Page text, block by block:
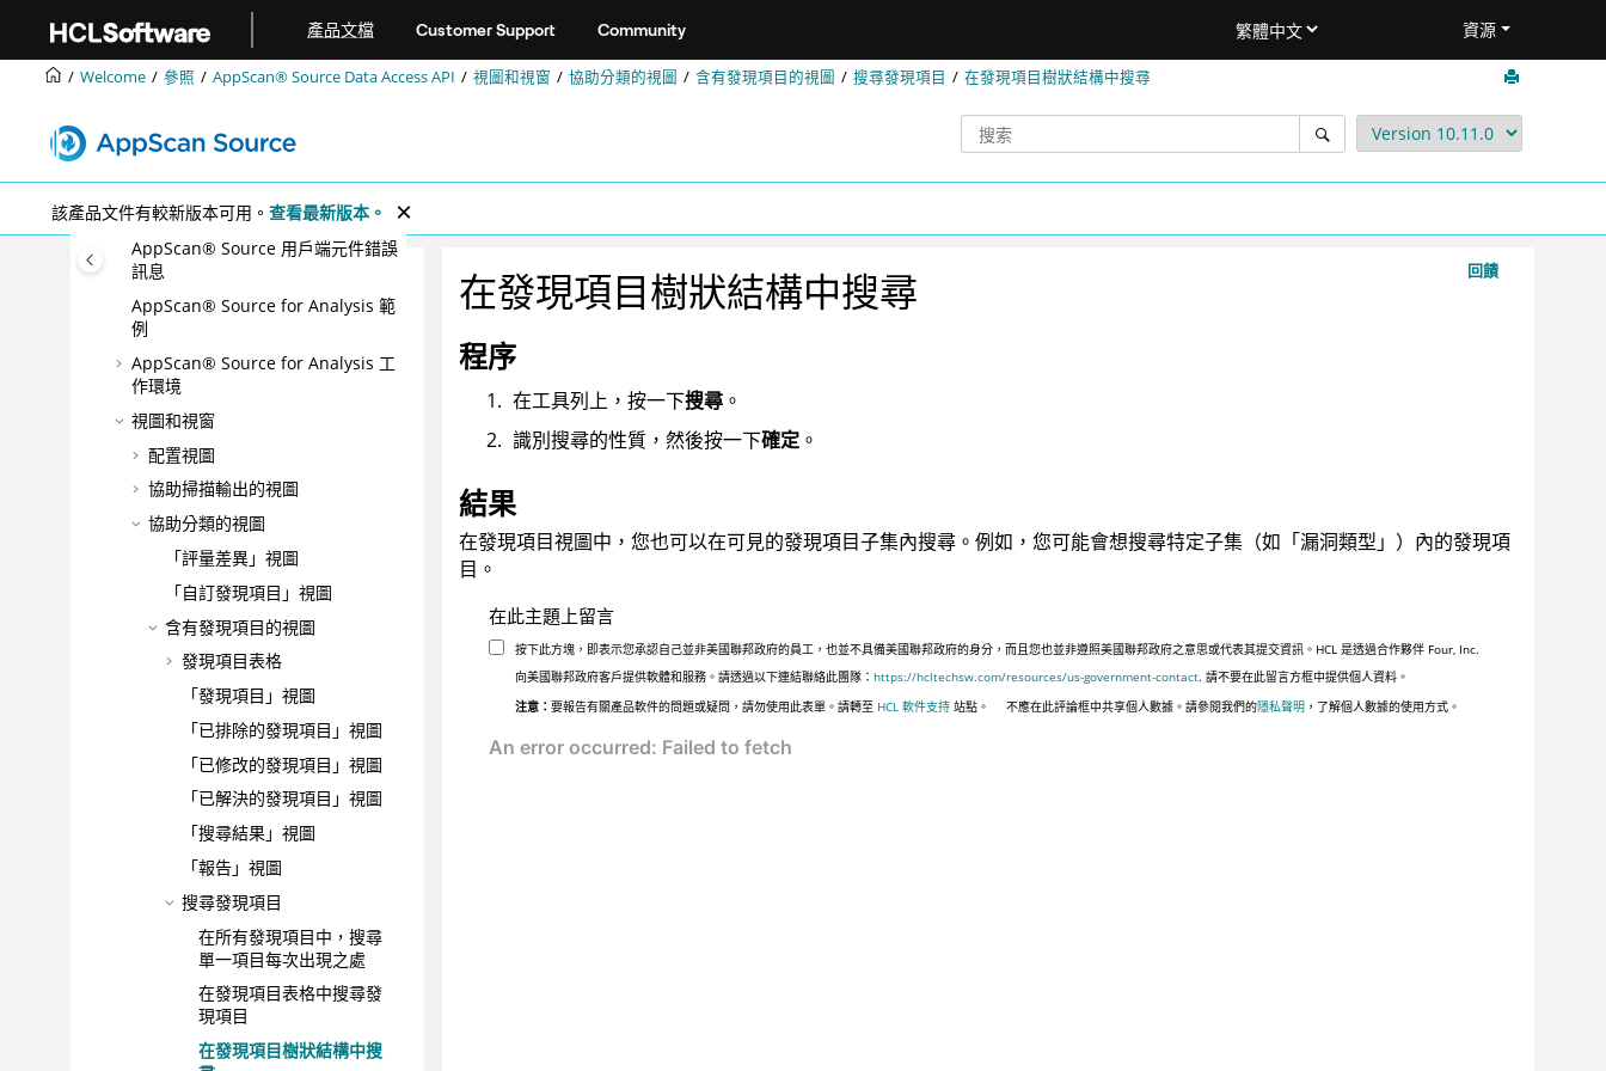
產品文檔 Customer Support Community 資源
Welcome 參照 AppScan® Source Data Access API 視圖和視窗 協助分類的視圖 含有發現項目的視圖 搜尋發現項目 在發現項目樹狀結構中搜尋
該產品文件有較新版本可用。 查看最新版本。
使用 Data Access API
Data Access API 類別和方法
AppScan® Source for
Automation
API
AppScan® Source 用戶端元件錯誤
訊息
AppScan® Source for Analysis 範
例
AppScan® Source for Analysis 工
作環境
視圖和視窗
配置視圖
協助掃描輸出的視圖
協助分類的視圖
「評量差異」視圖
「自訂發現項目」視圖
含有發現項目的視圖
發現項目表格
「發現項目」視圖
「已排除的發現項目」視圖
「已修改的發現項目」視圖
「已解決的發現項目」視圖
「搜尋結果」視圖
「報告」視圖
搜尋發現項目
在所有發現項目中，搜尋
單一項目每次出現之處
在發現項目表格中搜尋發
現項目
在發現項目樹狀結構中搜
回饋
在發現項目樹狀結構中搜尋
程序
在工具列上，按一下搜尋。
識別搜尋的性質，然後按一下確定。
結果
在發現項目視圖中，您也可以在可見的發現項目子集內搜尋。例如，您可能會想搜尋特定子集（如「漏洞類型」）內的發現項
目。
在此主題上留言
按下此方塊，即表示您承認自己並非美國聯邦政府的員工，也並不具備美國聯邦政府的身分，而且您也並非遵照美國聯邦政府之意思或代表其提交資訊。HCL 是透過合作夥伴 Four, Inc.
向美國聯邦政府客戶提供軟體和服務。請透過以下連結聯絡此團隊：https://hcltechsw.com/resources/us-government-contact. 請不要在此留言方框中提供個人資料。
注意：要報告有關產品軟件的問題或疑問，請勿使用此表單。請轉至 HCL 軟件支持 站點。 不應在此評論框中共享個人數據。請參閱我們的隱私聲明 ，了解個人數據的使用方式。